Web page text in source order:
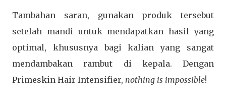
Tambahan saran, gunakan produk tersebut
setelah mandi untuk mendapatkan hasil yang
optimal, khususnya bagi kalian yang sangat
mendambakan rambut di kepala. Dengan
Primeskin Hair Intensifier, nothing is impossible!